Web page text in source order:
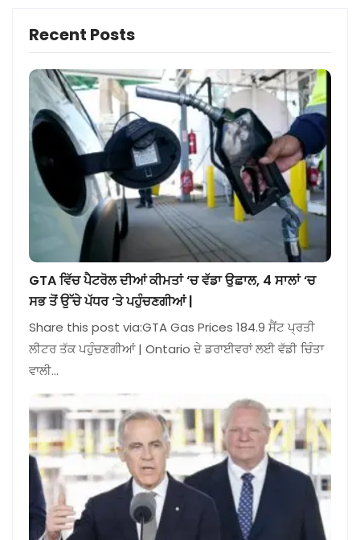
Recent Posts
GTA ਵਿੱਚ ਪੈਟਰੋਲ ਦੀਆਂ ਕੀਮਤਾਂ ‘ਚ ਵੱਡਾ ਉਛਾਲ, 4 ਸਾਲਾਂ ‘ਚ
ਸਭ ਤੋਂ ਉੱਚੇ ਪੱਧਰ ‘ਤੇ ਪਹੁੰਚਣਗੀਆਂ |
Share this post via:GTA Gas Prices 184.9 ਸੈਂਟ ਪ੍ਰਤੀ
ਲੀਟਰ ਤੱਕ ਪਹੁੰਚਣਗੀਆਂ | Ontario ਦੇ ਡਰਾਈਵਰਾਂ ਲਈ ਵੱਡੀ ਚਿੰਤਾ
ਵਾਲੀ…